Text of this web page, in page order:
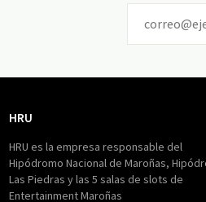
HRU
HRU es la empresa responsable del
Hipódromo Nacional de Maroñas,
Las Piedras y las 5 salas de slots de
Entertainment Maroñas